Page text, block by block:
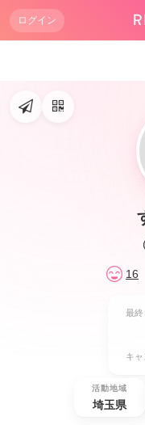
ログイン
16
最終
キャ
活動地域
埼玉県